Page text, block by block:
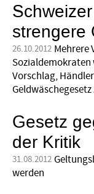
strengere
26.10.2012 Mehrere
Vorschlag,
Gesetz
der Kritik
31.08.2012
werden